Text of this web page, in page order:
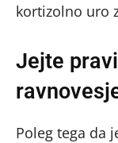
kortizolno uro
Jejte
Poleg tega da